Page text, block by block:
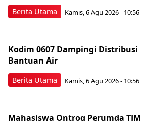
Berita Utama Kamis, 6 Agu 2026 - 10:56
Berita Utama
Kodim 0607 Dampingi Distribusi
Bantuan Air
Kamis, 6 Agu 2026 - 10:56
Mahasiswa Ontrog Perumda TJM